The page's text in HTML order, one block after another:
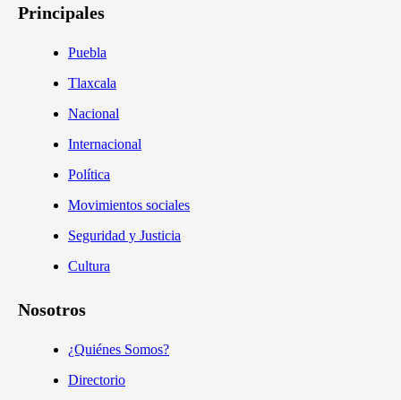
Principales
Puebla
Tlaxcala
Nacional
Internacional
Política
Movimientos sociales
Seguridad y Justicia
Cultura
Nosotros
¿Quiénes Somos?
Directorio